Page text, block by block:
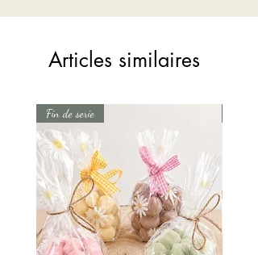
Articles similaires
Fin de serie